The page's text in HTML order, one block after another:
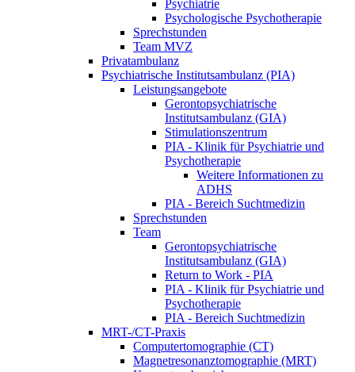
Psychiatrie
Psychologische Psychotherapie
Sprechstunden
Team MVZ
Privatambulanz
Psychiatrische Institutsambulanz (PIA)
Leistungsangebote
Gerontopsychiatrische
Institutsambulanz (GIA)
Stimulationszentrum
PIA - Klinik für Psychiatrie und
Psychotherapie
Weitere Informationen zu
ADHS
PIA - Bereich Suchtmedizin
Sprechstunden
Team
Gerontopsychiatrische
Institutsambulanz (GIA)
Return to Work - PIA
PIA - Klinik für Psychiatrie und
Psychotherapie
PIA - Bereich Suchtmedizin
MRT-/CT-Praxis
Computertomographie (CT)
Magnetresonanztomographie (MRT)